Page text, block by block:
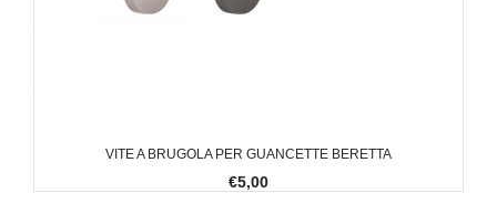
VITE A BRUGOLA PER GUANCETTE BERETTA
€5,00